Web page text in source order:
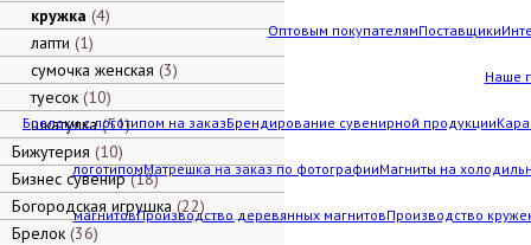
Оптовым покупателямПоставщики
Наше
Брелоки с логотипом на заказБрендирование сувенирной продукции
логотипомМатрешка на заказ по фотографииМагниты на
магнитовПроизводство деревянных магнитовПроизводство
кружка 4
лапти 1
сумочка женская 3
туесок 10
шкатулка 51
Бижутерия 10
Бизнес сувенир 18
Богородская игрушка 22
Брелок 36